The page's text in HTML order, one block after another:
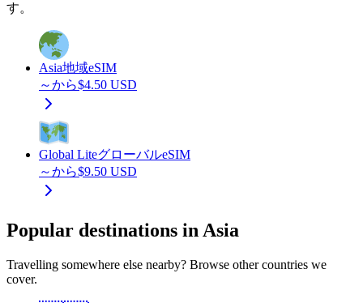
す。
Asia地域eSIM
～から$4.50 USD
Global LiteグローバルeSIM
～から$9.50 USD
Popular destinations in Asia
Travelling somewhere else nearby? Browse other countries we
cover.